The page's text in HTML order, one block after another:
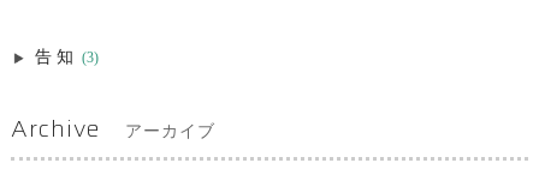
告知 (3)
Archive アーカイブ